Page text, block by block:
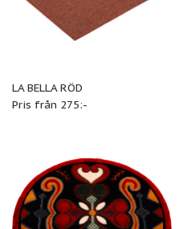
LA BELLA RÖD
Pris från 275:-